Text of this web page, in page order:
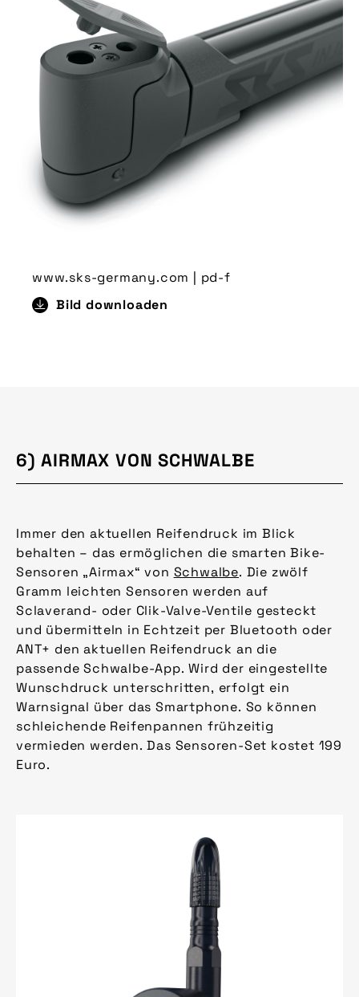
www.sks-germany.com | pd-f
Bild downloaden
6) AIRMAX VON SCHWALBE
Immer den aktuellen Reifendruck im Blick
behalten – das ermöglichen die smarten Bike-
Sensoren „Airmax“ von Schwalbe. Die zwölf
Gramm leichten Sensoren werden auf
Sclaverand- oder Clik-Valve-Ventile gesteckt
und übermitteln in Echtzeit per Bluetooth oder
ANT+ den aktuellen Reifendruck an die
passende Schwalbe-App. Wird der eingestellte
Wunschdruck unterschritten, erfolgt ein
Warnsignal über das Smartphone. So können
schleichende Reifenpannen frühzeitig
vermieden werden. Das Sensoren-Set kostet 199
Euro.